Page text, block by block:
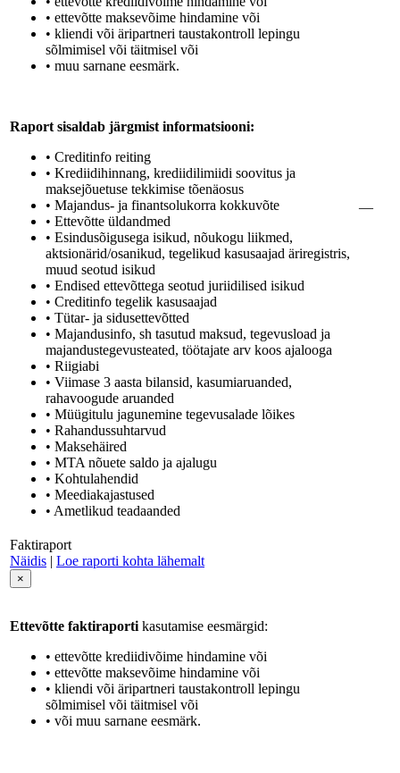
• ettevõtte maksevõime hindamine või
• kliendi või äripartneri taustakontroll lepingu
sõlmimisel või täitmisel või
• muu sarnane eesmärk.
Raport sisaldab järgmist informatsiooni:
• Creditinfo reiting
• Krediidihinnang, krediidilimiidi soovitus ja
maksejõuetuse tekkimise tõenäosus
• Majandus- ja finantsolukorra kokkuvõte
• Ettevõtte üldandmed
• Esindusõigusega isikud, nõukogu liikmed,
aktsionärid/osanikud, tegelikud kasusaajad äriregistris,
muud seotud isikud
• Endised ettevõttega seotud juriidilised isikud
• Creditinfo tegelik kasusaajad
• Tütar- ja sidusettevõtted
• Majandusinfo, sh tasutud maksud, tegevusload ja
majandustegevusteated, töötajate arv koos ajalooga
• Riigiabi
• Viimase 3 aasta bilansid, kasumiaruanded,
rahavoogude aruanded
• Müügitulu jagunemine tegevusalade lõikes
• Rahandussuhtarvud
• Maksehäired
• MTA nõuete saldo ja ajalugu
• Kohtulahendid
• Meediakajastused
• Ametlikud teadaanded
—
Faktiraport
Näidis | Loe raporti kohta lähemalt
×
Ettevõtte faktiraporti kasutamise eesmärgid:
• ettevõtte krediidivõime hindamine või
• ettevõtte maksevõime hindamine või
• kliendi või äripartneri taustakontroll lepingu
sõlmimisel või täitmisel või
• või muu sarnane eesmärk.